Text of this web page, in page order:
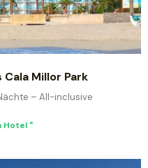
Millor Park
Nächte – All-inclusive
Hotel "